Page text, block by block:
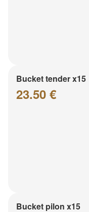
Bucket tender x15
23.50 €
Bucket pilon x15